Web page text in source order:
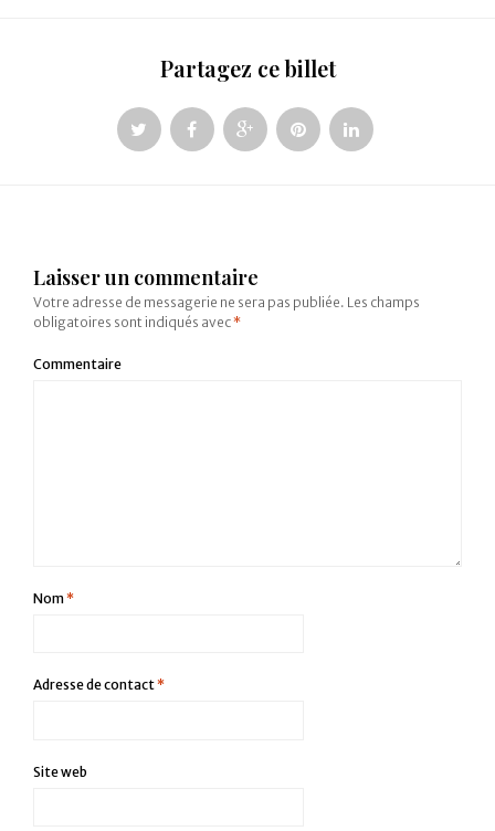
Partagez ce billet
Laisser un commentaire
Votre adresse de messagerie ne sera pas publiée. Les champs
obligatoires sont indiqués avec*
Commentaire
Nom*
Adresse de contact*
Site web